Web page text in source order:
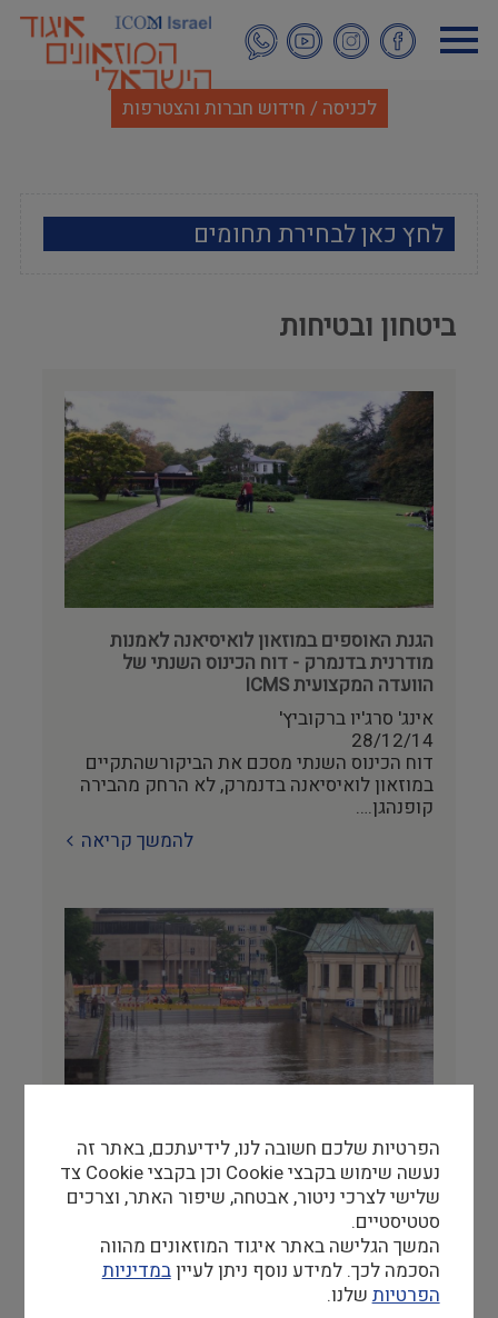
לתוכן
העיקרי
לכניסה / חידוש חברות והצטרפות
לחץ כאן לבחירת תחומים
אמנות
אתנוגרפיה
מוזאולוגיה כללי
היסטוריה ומורשת
מדע וטבע
ביטחון ובטיחות
שימור
חינוך והדרכה
זכוכית וקרמיקה
רישום וקטלוג
מבנים היסטוריים
ביטחון ובטיחות
הגנת האוספים במוזאון לואיסיאנה לאמנות
מודרנית בדנמרק - דוח הכינוס השנתי של
הוועדה המקצועית ICMS
אינג' סרג'יו ברקוביץ'
28/12/14
דוח הכינוס השנתי מסכם את הביקורשהתקיים
במוזאון לואיסיאנה בדנמרק, לא הרחק מהבירה
קופנהגן.…
להמשך קריאה
הפעלת המוזאון במצבי חירום
אינג' סרג'יו ברקוביץ'
31/08/14
באקלים הפוליטי העכשווי, במדינת ישראל כמו
גם בעולם כולו, מצבי חירום, שמקורם מעשי…
הפרטיות שלכם חשובה לנו, לידיעתכם, באתר זה
נעשה שימוש בקבצי Cookie וכן בקבצי Cookie צד
שלישי לצרכי ניטור, אבטחה, שיפור האתר, וצרכים
סטטיסטיים.
המשך הגלישה באתר איגוד המוזאונים מהווה
הסכמה לכך. למידע נוסף ניתן לעייןבמדיניות
הפרטיות שלנו.